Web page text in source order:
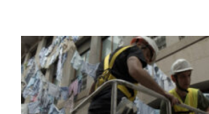
teatro
dopo
di
me?
–